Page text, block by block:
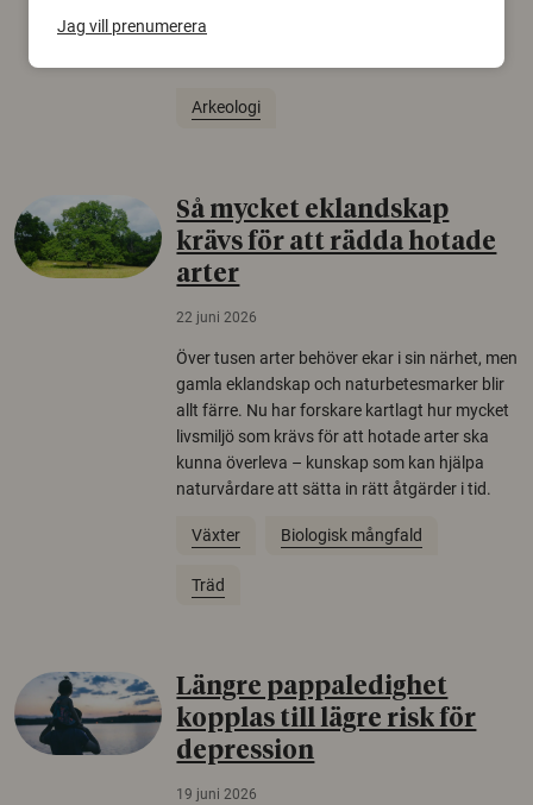
skomode och beskrivs som mycket ovanligt i
Arkeologi
Så mycket eklandskap
krävs för att rädda hotade
arter
22 juni 2026
Över tusen arter behöver ekar i sin närhet, men
gamla eklandskap och naturbetesmarker blir
allt färre. Nu har forskare kartlagt hur mycket
livsmiljö som krävs för att hotade arter ska
kunna överleva – kunskap som kan hjälpa
naturvårdare att sätta in rätt åtgärder i tid.
Växter Biologisk mångfald
Träd
Längre pappaledighet
kopplas till lägre risk för
depression
19 juni 2026
Jag vill prenumerera